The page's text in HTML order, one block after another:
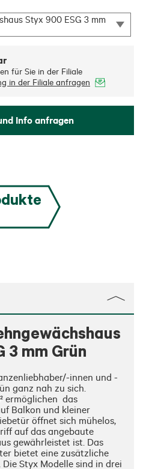
Styx 900 ESG 3 mm
für Sie in der Filiale
in der Filiale anfragen
Info anfragen
3 mm Grün
innen und -
ganz nah zu sich.
ermöglichen  das
Balkon und kleiner
öffnet sich mühelos,
auf das angebaute
gewährleistet ist. Das
bietet eine zusätzliche
Styx Modelle sind in drei